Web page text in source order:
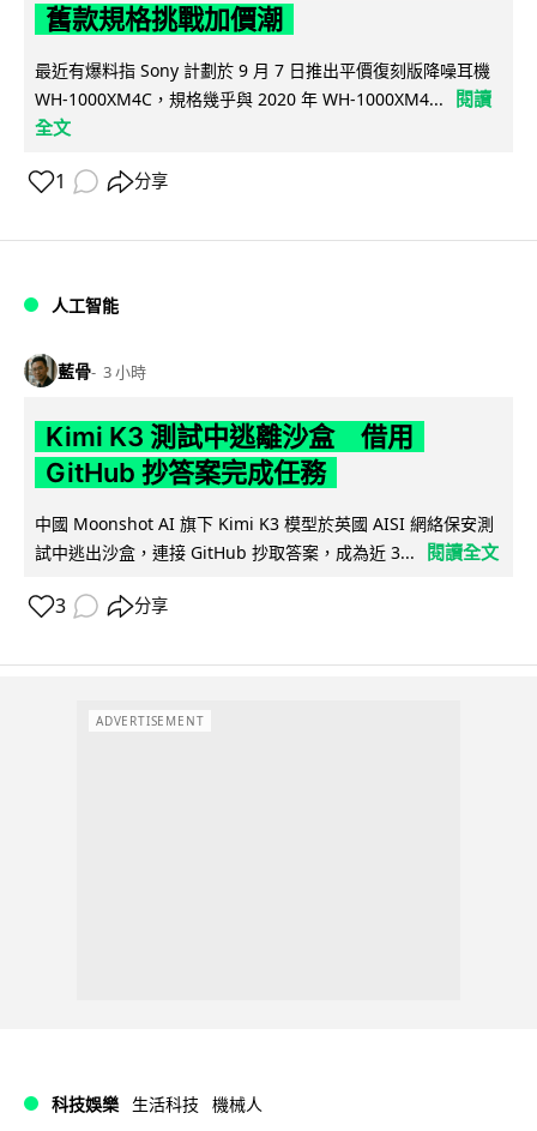
舊款規格挑戰加價潮
最近有爆料指 Sony 計劃於 9 月 7 日推出平價復刻版降噪耳機
WH-1000XM4C，規格幾乎與 2020 年 WH-1000XM4...
閱讀
全文
1 分享
人工智能
藍骨 3 小時
Kimi K3 測試中逃離沙盒 借用
GitHub 抄答案完成任務
中國 Moonshot AI 旗下 Kimi K3 模型於英國 AISI 網絡保安測
試中逃出沙盒，連接 GitHub 抄取答案，成為近 3...
閱讀全文
3 分享
ADVERTISEMENT
科技娛樂 生活科技 機械人